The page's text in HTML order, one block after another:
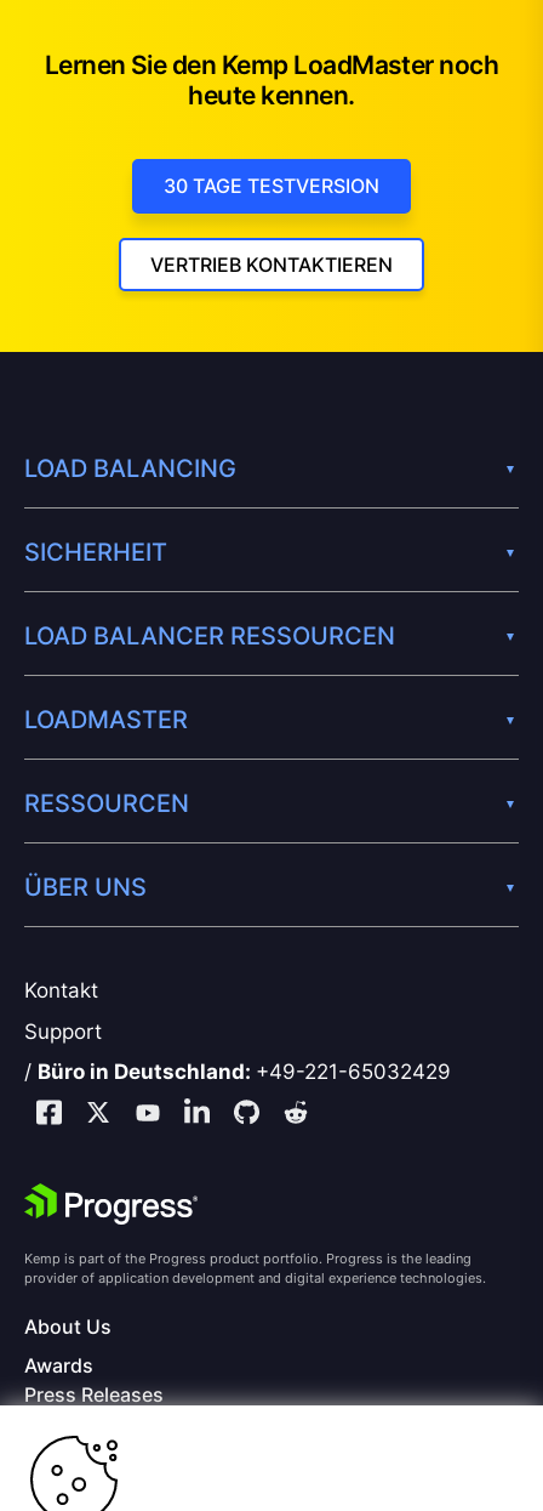
Lernen Sie den Kemp LoadMaster noch
heute kennen.
30 TAGE TESTVERSION
VERTRIEB KONTAKTIEREN
Kontakt
Support
/ Büro in Deutschland: +49-221-65032429
LOAD BALANCING
SICHERHEIT
LOAD BALANCER RESSOURCEN
LOADMASTER
RESSOURCEN
ÜBER UNS
Kemp is part of the Progress product portfolio. Progress is the leading
provider of application development and digital experience technologies.
About Us
Awards
Press Releases
Careers
Offices